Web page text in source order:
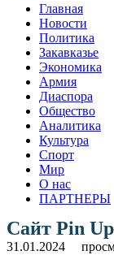
Главная
Новости
Политика
Закавказье
Экономика
Армия
Диаспора
Общество
Аналитика
Культура
Спорт
Мир
О нас
ПАРТНЕРЫ
Сайт Pin
31.01.2024